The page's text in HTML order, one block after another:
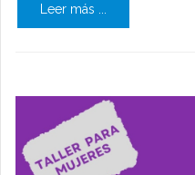
Leer más ...